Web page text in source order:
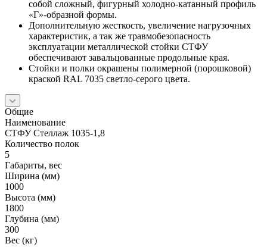
собой сложный, фигурный холодно-катанный профиль
«Г»-образной формы.
Дополнительную жесткость, увеличение нагрузочных
характеристик, а так же травмобезопасность
эксплуатации металлической стойки СТФУ
обеспечивают завальцованные продольные края.
Стойки и полки окрашены полимерной (порошковой)
краской RAL 7035 светло-серого цвета.
Общие
Наименование
СТФУ Стеллаж 1035-1,8
Количество полок
5
Габариты, вес
Ширина (мм)
1000
Высота (мм)
1800
Глубина (мм)
300
Вес (кг)